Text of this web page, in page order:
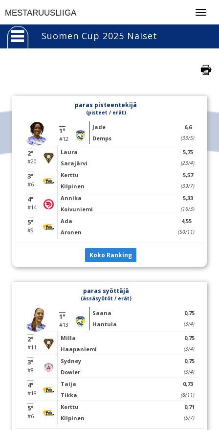
MESTARUUSLIIGA
Suomen Cup 2025 Naiset
paras pisteentekijä
(pisteet / erät)
1°
#12
Jade
Demps
6,6
(33/5)
2°
#20
Laura
Sarajärvi
5,75
(23/4)
3°
#6
Kerttu
Kilpinen
5,57
(39/7)
4°
#14
Annika
Koivuniemi
5,33
(16/3)
5°
#9
Ada
Aronen
4,55
(50/11)
Koko Ranking
paras syöttäjä
(ässäsyötöt / erät)
1°
#13
Saana
Hantula
0,75
(3/4)
2°
#11
Milla
Haapaniemi
0,75
(3/4)
3°
#8
Sydney
Dowler
0,75
(3/4)
4°
#18
Taija
Tikka
0,73
(8/11)
5°
#6
Kerttu
Kilpinen
0,71
(5/7)